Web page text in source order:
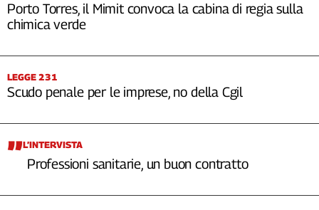
Porto Torres, il Mimit convoca la cabina di regia sulla
chimica verde
LEGGE 231
Scudo penale per le imprese, no della Cgil
L’INTERVISTA
Professioni sanitarie, un buon contratto